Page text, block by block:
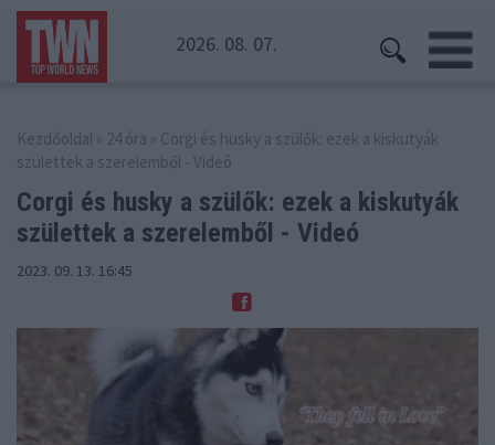
2026. 08. 07.
Kezdőoldal » 24 óra » Corgi és husky a szülők: ezek a kiskutyák
születtek a szerelemből - Videó
Corgi és husky a szülők: ezek a kiskutyák
születtek a szerelemből - Videó
2023. 09. 13. 16:45